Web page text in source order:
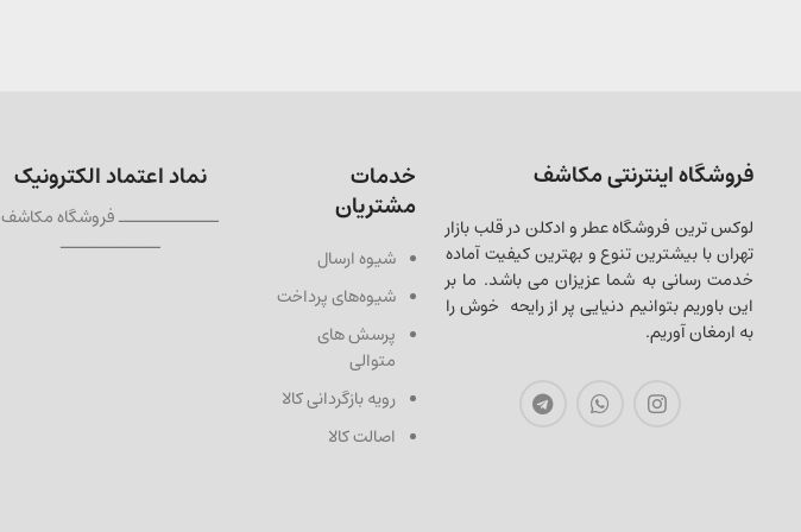
فروشگاه اینترنتی مکاشف
لوکس ترین فروشگاه عطر و ادکلن در قلب بازار
تهران با بیشترین تنوع و بهترین کیفیت آماده
خدمت رسانی به شما عزیزان می باشد. ما بر
این باوریم بتوانیم دنیایی پر از رایحه خوش را
به ارمغان آوریم.
خدمات
مشتریان
شیوه ارسال
شیوه‌های پرداخت
پرسش های
متوالی
رویه بازگردانی کالا
اصالت کالا
نماد اعتماد الکترونیک
ــــــــــــــ فروشگاه مکاشف
ــــــــــــــ